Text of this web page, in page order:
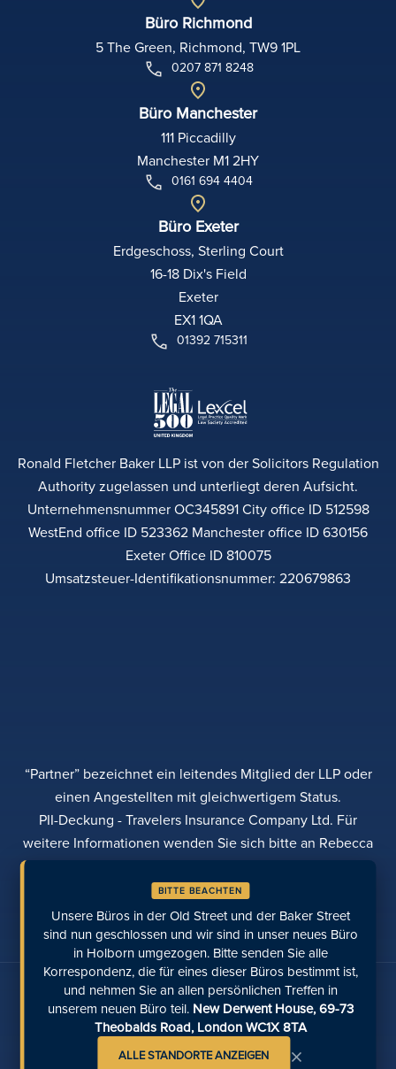
Büro Richmond
5 The Green, Richmond, TW9 1PL
0207 871 8248
Büro Manchester
111 Piccadilly
Manchester M1 2HY
0161 694 4404
Büro Exeter
Erdgeschoss, Sterling Court
16-18 Dix's Field
Exeter
EX1 1QA
01392 715311
Ronald Fletcher Baker LLP ist von der Solicitors Regulation
Authority zugelassen und unterliegt deren Aufsicht.
Unternehmensnummer OC345891 City office ID 512598
WestEnd office ID 523362 Manchester office ID 630156
Exeter Office ID 810075
Umsatzsteuer-Identifikationsnummer: 220679863
“Partner” bezeichnet ein leitendes Mitglied der LLP oder
einen Angestellten mit gleichwertigem Status.
PII-Deckung - Travelers Insurance Company Ltd. Für
weitere Informationen wenden Sie sich bitte an Rebecca
DATENSCHUTZBESTIMMUNGEN BEANSTANDUNGEN
TRANSPARENZ DIVERSITÄT
EINE ZAHLUNG LEISTEN STANDORTE
ZULETZT AUFGERUFENE SEITEN
Sprechen Sie mit uns über soziale Medien
BITTE BEACHTEN
Unsere Büros in der Old Street und der Baker Street
sind nun geschlossen und wir sind in unser neues Büro
in Holborn umgezogen. Bitte senden Sie alle
Korrespondenz, die für eines dieser Büros bestimmt ist,
und nehmen Sie an allen persönlichen Treffen in
unserem neuen Büro teil. New Derwent House, 69-73
Theobalds Road, London WC1X 8TA
ALLE STANDORTE ANZEIGEN ×